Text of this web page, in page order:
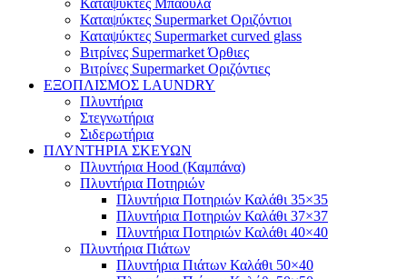
Καταψύκτες Μπαούλα
Καταψύκτες Supermarket Οριζόντιοι
Καταψύκτες Supermarket curved glass
Βιτρίνες Supermarket Όρθιες
Βιτρίνες Supermarket Οριζόντιες
ΕΞΟΠΛΙΣΜΟΣ LAUNDRY
Πλυντήρια
Στεγνωτήρια
Σιδερωτήρια
ΠΛΥΝΤΗΡΙΑ ΣΚΕΥΩΝ
Πλυντήρια Hood (Καμπάνα)
Πλυντήρια Ποτηριών
Πλυντήρια Ποτηριών Καλάθι 35×35
Πλυντήρια Ποτηριών Καλάθι 37×37
Πλυντήρια Ποτηριών Καλάθι 40×40
Πλυντήρια Πιάτων
Πλυντήρια Πιάτων Καλάθι 50×40